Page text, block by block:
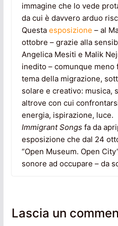
immagine che lo vede
da cui è davvero arduo
Questa esposizione – al
ottobre – grazie alla
Angelica Mesiti e Malik
inedito – comunque
tema della migrazione,
solare e creativo: musica,
altrove con cui
energia, ispirazione, luce.
Immigrant Songsfa da
esposizione che dal 24
“Open Museum. Open
sonore ad occupare – da
Lascia un